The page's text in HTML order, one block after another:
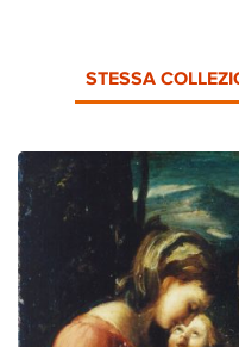
STESSA